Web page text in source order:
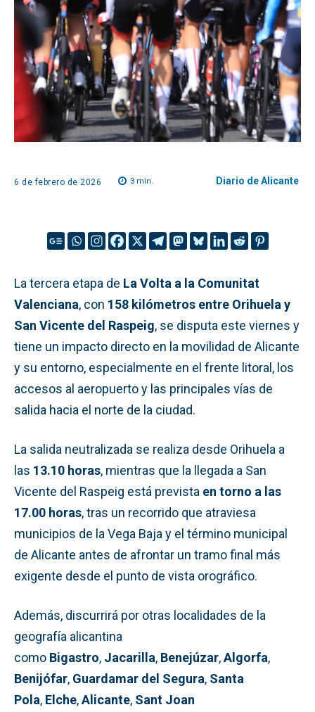
6 de febrero de 2026 3 min. Diario de Alicante
La tercera etapa de La Volta a la Comunitat
Valenciana, con 158 kilómetros entre Orihuela y
San Vicente del Raspeig, se disputa este viernes y
tiene un impacto directo en la movilidad de Alicante
y su entorno, especialmente en el frente litoral, los
accesos al aeropuerto y las principales vías de
salida hacia el norte de la ciudad.
La salida neutralizada se realiza desde Orihuela a
las 13.10 horas, mientras que la llegada a San
Vicente del Raspeig está prevista en torno a las
17.00 horas, tras un recorrido que atraviesa
municipios de la Vega Baja y el término municipal
de Alicante antes de afrontar un tramo final más
exigente desde el punto de vista orográfico.
Además, discurrirá por otras localidades de la
geografía alicantina
como Bigastro, Jacarilla, Benejúzar,Algorfa,
Benijófar, Guardamar del Segura, Santa
Pola, Elche,Alicante, Sant Joan